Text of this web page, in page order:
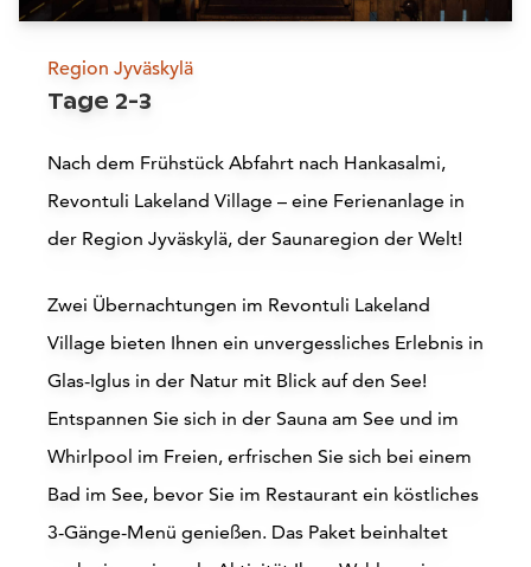
Päijänne-See
Padasjoki
Accommodations
Region Jyväskylä
Tage 2-3
Nach dem Frühstück Abfahrt nach Hankasalmi,
Revontuli Lakeland Village – eine Ferienanlage in
der Region Jyväskylä, der Saunaregion der Welt!
Zwei Übernachtungen im Revontuli Lakeland
Village bieten Ihnen ein unvergessliches Erlebnis in
Glas-Iglus in der Natur mit Blick auf den See!
Entspannen Sie sich in der Sauna am See und im
Whirlpool im Freien, erfrischen Sie sich bei einem
Bad im See, bevor Sie im Restaurant ein köstliches
3-Gänge-Menü genießen. Das Paket beinhaltet